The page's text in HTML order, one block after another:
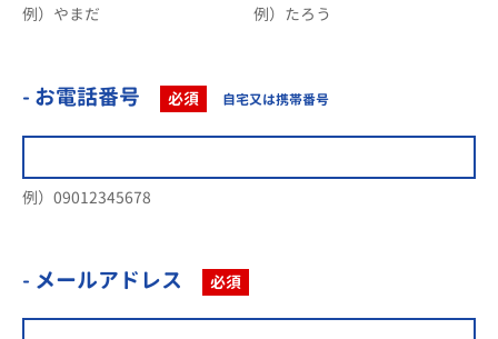
例）やまだ 例）たろう
- お電話番号 必須 自宅又は携帯番号
例）09012345678
- メールアドレス 必須